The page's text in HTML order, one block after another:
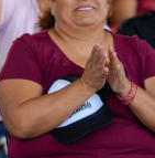
que
a las
además
propuesta de
quien
en una